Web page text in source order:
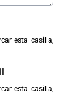
esta casilla,
esta casilla,